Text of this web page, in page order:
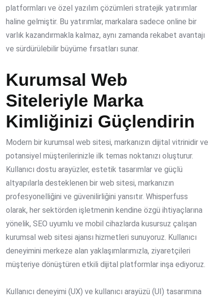
platformları ve özel yazılım çözümleri stratejik yatırımlar
haline gelmiştir. Bu yatırımlar, markalara sadece online bir
varlık kazandırmakla kalmaz, aynı zamanda rekabet avantajı
ve sürdürülebilir büyüme fırsatları sunar.
Kurumsal Web
Siteleriyle Marka
Kimliğinizi Güçlendirin
Modern bir kurumsal web sitesi, markanızın dijital vitrinidir ve
potansiyel müşterilerinizle ilk temas noktanızı oluşturur.
Kullanıcı dostu arayüzler, estetik tasarımlar ve güçlü
altyapılarla desteklenen bir web sitesi, markanızın
profesyonelliğini ve güvenilirliğini yansıtır. Whisperfuss
olarak, her sektörden işletmenin kendine özgü ihtiyaçlarına
yönelik, SEO uyumlu ve mobil cihazlarda kusursuz çalışan
kurumsal web sitesi ajansı hizmetleri sunuyoruz. Kullanıcı
deneyimini merkeze alan yaklaşımlarımızla, ziyaretçileri
müşteriye dönüştüren etkili dijital platformlar inşa ediyoruz.
Kullanıcı deneyimi (UX) ve kullanıcı arayüzü (UI) tasarımına